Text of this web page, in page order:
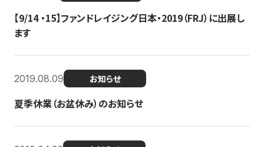
【9/14 ・15】ファンドレイジング日本・2019（FRJ）に出展し
ます
2019.08.09 お知らせ
夏季休業（お盆休み）のお知らせ